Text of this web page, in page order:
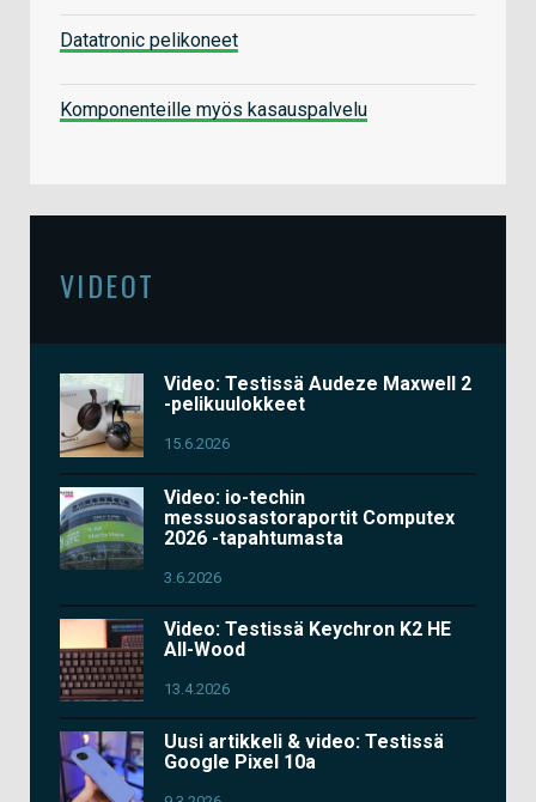
Datatronic pelikoneet
Komponenteille myös kasauspalvelu
VIDEOT
Video: Testissä Audeze Maxwell 2
-pelikuulokkeet
15.6.2026
Video: io-techin
messuosastoraportit Computex
2026 -tapahtumasta
3.6.2026
Video: Testissä Keychron K2 HE
All-Wood
13.4.2026
Uusi artikkeli & video: Testissä
Google Pixel 10a